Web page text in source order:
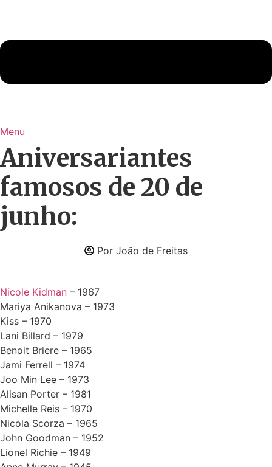
Menu
Aniversariantes
famosos de 20 de
junho:
Por João de Freitas
Nicole Kidman – 1967
Mariya Anikanova – 1973
Kiss – 1970
Lani Billard – 1979
Benoit Briere – 1965
Jami Ferrell – 1974
Joo Min Lee – 1973
Alisan Porter – 1981
Michelle Reis – 1970
Nicola Scorza – 1965
John Goodman – 1952
Lionel Richie – 1949